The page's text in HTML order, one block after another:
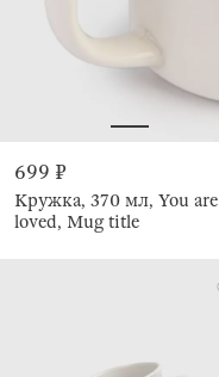
699 ₽
Кружка, 370 мл, You are
loved, Mug title